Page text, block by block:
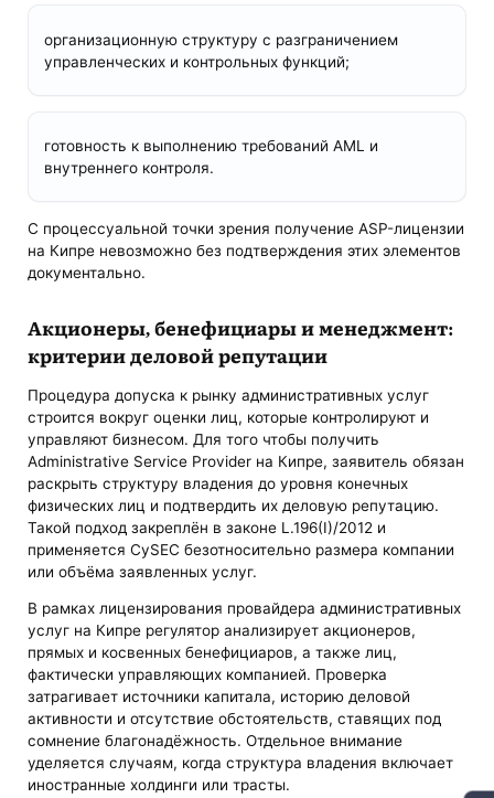
организационную структуру с разграничением
управленческих и контрольных функций;
готовность к выполнению требований AML и
внутреннего контроля.
С процессуальной точки зрения получение ASP-лицензии
на Кипре невозможно без подтверждения этих элементов
документально.
Акционеры, бенефициары и менеджмент:
критерии деловой репутации
Процедура допуска к рынку административных услуг
строится вокруг оценки лиц, которые контролируют и
управляют бизнесом. Для того чтобы получить
Administrative Service Provider на Кипре, заявитель обязан
раскрыть структуру владения до уровня конечных
физических лиц и подтвердить их деловую репутацию.
Такой подход закреплён в законе L.196(I)/2012 и
применяется CySEC безотносительно размера компании
или объёма заявленных услуг.
В рамках лицензирования провайдера административных
услуг на Кипре регулятор анализирует акционеров,
прямых и косвенных бенефициаров, а также лиц,
фактически управляющих компанией. Проверка
затрагивает источники капитала, историю деловой
активности и отсутствие обстоятельств, ставящих под
сомнение благонадёжность. Отдельное внимание
уделяется случаям, когда структура владения включает
иностранные холдинги или трасты.